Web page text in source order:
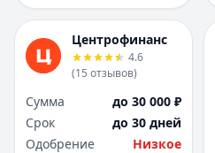
Центрофинанс
4.6
(15 отзывов)
Сумма
до 30 000 ₽
Срок
до 30 дней
Одобрение
Низкое